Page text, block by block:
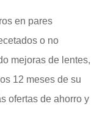
en pares
o no
mejoras de lentes,
12 meses de su
ofertas de ahorro y